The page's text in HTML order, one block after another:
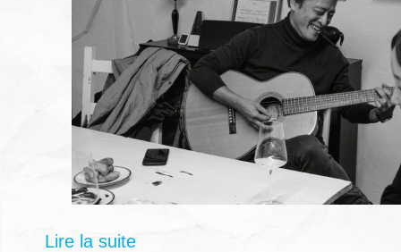
Lire la suite